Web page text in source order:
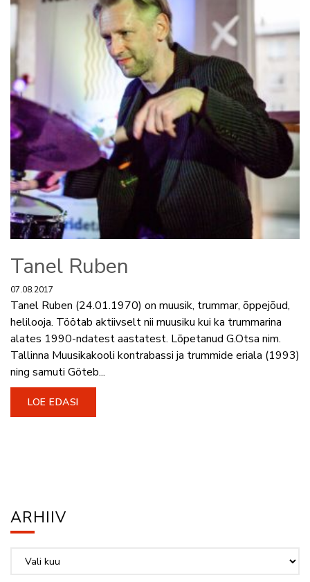
Tanel Ruben
07.08.2017
Tanel Ruben (24.01.1970) on muusik, trummar, õppejõud,
helilooja. Töötab aktiivselt nii muusiku kui ka trummarina
alates 1990-ndatest aastatest. Lõpetanud G.Otsa nim.
Tallinna Muusikakooli kontrabassi ja trummide eriala (1993)
ning samuti Göteb...
LOE EDASI
ARHIIV